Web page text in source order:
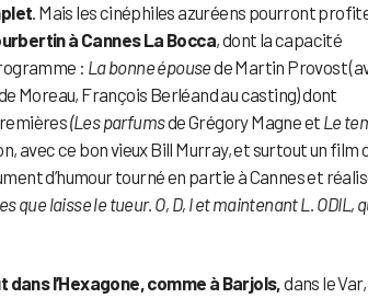
. Mais les cinéphiles azuréens pourront
à Cannes La Bocca, dont la capacité
: La bonne épousede Martin Provost
Moreau, François Berléand au casting) dont
(Les parfumsde Grégory Magne et Le
avec ce bon vieux Bill Murray, et surtout un film
d’humour tourné en partie à Cannes et
que laisse le tueur. O, D, I et maintenant L. ODIL,
l’Hexagone, comme à Barjols,dans le